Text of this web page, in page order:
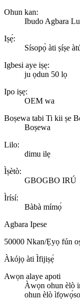
Ohun kan:
Ibudo Agbara
Iṣẹ́:
Sísopọ̀ àti ṣíṣe
Igbesi aye iṣẹ:
ju ọdun 50 lọ
Ipo iṣẹ:
OEM wa
Boṣewa tabi Ti kii ṣe
Boṣewa
Lilo:
dimu ilẹ
Ìṣètò:
GBOGBO IRÚ
Ìrísí:
Bàbà mímọ́
Agbara Ipese
50000 Nkan/Ẹyọ fún
Àkójọ àti Ìfijiṣẹ́
Awọn alaye apoti
Àwọn ohun èlò
ohun èlò